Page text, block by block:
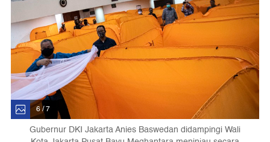
6 / 7
Gubernur DKI Jakarta Anies Baswedan didampingi Wali